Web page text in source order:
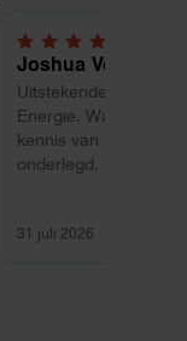
5,0 van 5 sterren
Joshua Verdonk
Uitstekende ervaring
Energie. Wat vooral
kennis van zaken:
onderlegd, heldere
Ook de nazorg is
31 juli 2026